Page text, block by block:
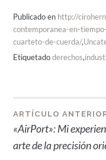
Publicado en http://
contemporanea-en-
cuarteto-de-cuerda/,
Etiquetadoderechos,
Navegación
de
ARTÍCULO
«AirPort»: Mi
arte de la precisión